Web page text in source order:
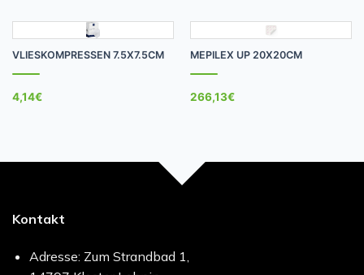
VLIESKOMPRESSEN 7.5X7.5CM
4,14€
MEPILEX UP 20X20CM
266,13€
Kontakt
Adresse: Zum Strandbad 1,